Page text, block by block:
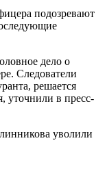
подозревают
дело о
Следователи
решается
уточнили в пресс-
уволили